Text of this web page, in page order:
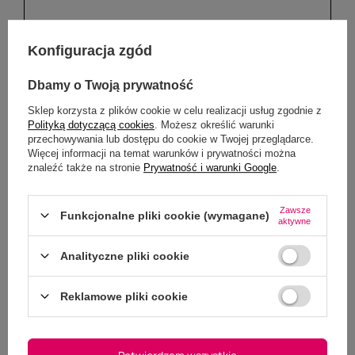
Dodaj własne zdjęcie produktu:
Wybierz plik
Nie wybrano pliku
Wyślij opinię
Konfiguracja zgód
Dbamy o Twoją prywatność
Sklep korzysta z plików cookie w celu realizacji usług zgodnie z
Polityką dotyczącą cookies . Możesz określić warunki
przechowywania lub dostępu do cookie w Twojej przeglądarce.
Więcej informacji na temat warunków i prywatności można
znaleźć także na stronie Prywatność i warunki Google
Funkcjonalne pliki cookie (wymagane)
Zawsze
aktywne
Analityczne pliki cookie
Reklamowe pliki cookie